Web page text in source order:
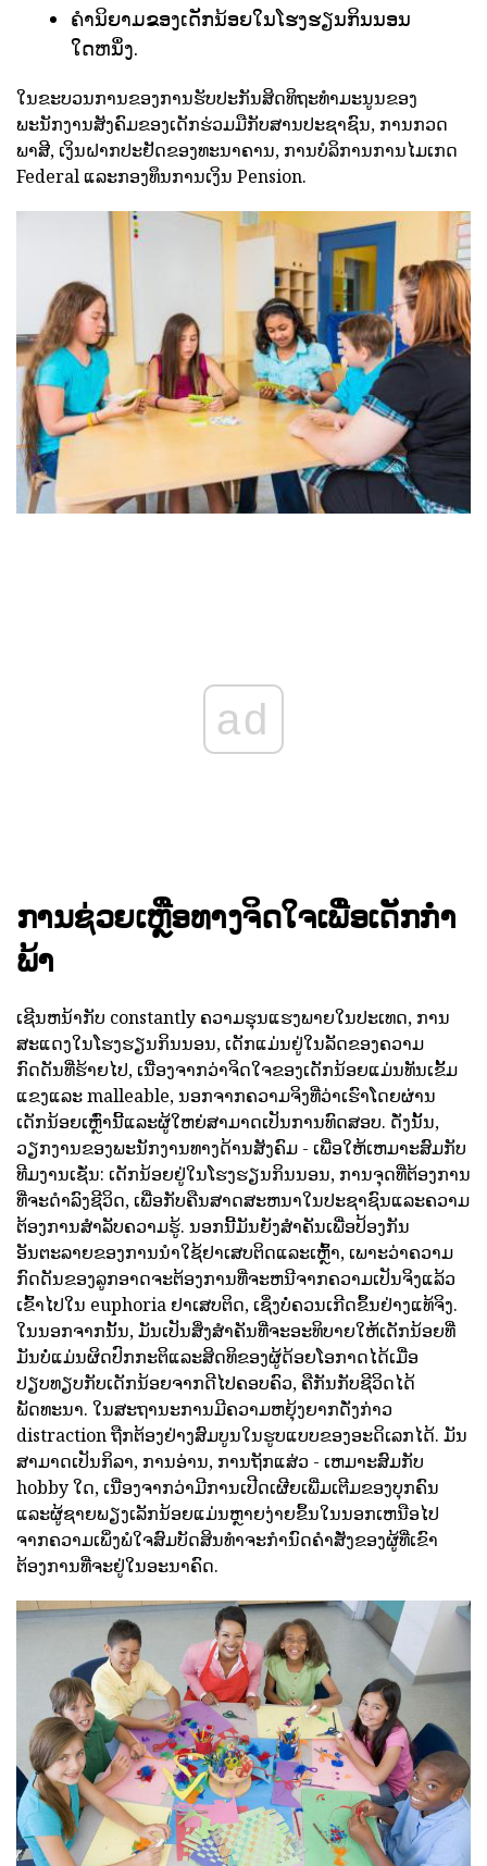
ຄໍານິຍາມຂອງເດັກນ້ອຍໃນໂຮງຮຽນກິນນອນ
ໃດຫນຶ່ງ.
ໃນຂະບວນການຂອງການຮັບປະກັນສິດທິຖະທໍາມະນູນຂອງ
ພະນັກງານສັງຄົມຂອງເດັກຮ່ວມມືກັບສານປະຊາຊົນ, ການກວດ
ພາສີ, ເງິນຝາກປະຢັດຂອງທະນາຄານ, ການບໍລິການການໄມເກດ
Federal ແລະກອງທຶນການເງິນ Pension.
ad
ການຊ່ວຍເຫຼືອທາງຈິດໃຈເພື່ອເດັກກໍາ
ພ້າ
ເຊີນຫນ້າກັບ constantly ຄວາມຮຸນແຮງພາຍໃນປະເທດ, ການ
ສະແດງໃນໂຮງຮຽນກິນນອນ, ເດັກແມ່ນຢູ່ໃນລັດຂອງຄວາມ
ກົດດັນທີ່ຮ້າຍໄປ, ເນື່ອງຈາກວ່າຈິດໃຈຂອງເດັກນ້ອຍແມ່ນທັນເຂັ້ມ
ແຂງແລະ malleable, ນອກຈາກຄວາມຈິງທີ່ວ່າເຮົາໂດຍຜ່ານ
ເດັກນ້ອຍເຫຼົ່ານີ້ແລະຜູ້ໃຫຍ່ສາມາດເປັນການທົດສອບ. ດັ່ງນັ້ນ,
ວຽກງານຂອງພະນັກງານທາງດ້ານສັງຄົມ - ເພື່ອໃຫ້ເຫມາະສົມກັບ
ທີມງານເຊັ່ນ: ເດັກນ້ອຍຢູ່ໃນໂຮງຮຽນກິນນອນ, ການຈຸດທີ່ຕ້ອງການ
ທີ່ຈະດໍາລົງຊີວິດ, ເພື່ອກັບຄືນສາດສະຫນາໃນປະຊາຊົນແລະຄວາມ
ຕ້ອງການສໍາລັບຄວາມຮູ້. ນອກນີ້ມັນຍັງສໍາຄັນເພື່ອປ້ອງກັນ
ອັນຕະລາຍຂອງການນໍາໃຊ້ຢາເສບຕິດແລະເຫຼົ້າ, ເພາະວ່າຄວາມ
ກົດດັນຂອງລູກອາດຈະຕ້ອງການທີ່ຈະຫນີຈາກຄວາມເປັນຈິງແລ້ວ
ເຂົ້າໄປໃນ euphoria ຢາເສບຕິດ, ເຊິ່ງບໍ່ຄວນເກີດຂຶ້ນຢ່າງແທ້ຈິງ.
ໃນນອກຈາກນັ້ນ, ມັນເປັນສິ່ງສໍາຄັນທີ່ຈະອະທິບາຍໃຫ້ເດັກນ້ອຍທີ່
ມັນບໍ່ແມ່ນຜິດປົກກະຕິແລະສິດທິຂອງຜູ້ດ້ອຍໂອກາດໄດ້ເມື່ອ
ປຽບທຽບກັບເດັກນ້ອຍຈາກດີໄປຄອບຄົວ, ຄືກັນກັບຊີວິດໄດ້
ພັດທະນາ. ໃນສະຖານະການມີຄວາມຫຍຸ້ງຍາກດັ່ງກ່າວ
distraction ຖືກຕ້ອງຢ່າງສົມບູນໃນຮູບແບບຂອງອະດິເລກໄດ້. ມັນ
ສາມາດເປັນກິລາ, ການອ່ານ, ການຖັກແສ່ວ - ເຫມາະສົມກັບ
hobby ໃດ, ເນື່ອງຈາກວ່າມີການເປີດເຜີຍເພີ່ມເຕີມຂອງບຸກຄົນ
ແລະຜູ້ຊາຍພຽງເລັກນ້ອຍແມ່ນຫຼາຍງ່າຍຂຶ້ນໃນນອກເຫນືອໄປ
ຈາກຄວາມເພິ່ງພໍໃຈສົມບັດສິນທໍາຈະກໍານົດຄໍາສັ່ງຂອງຜູ້ທີ່ເຂົາ
ຕ້ອງການທີ່ຈະຢູ່ໃນອະນາຄົດ.